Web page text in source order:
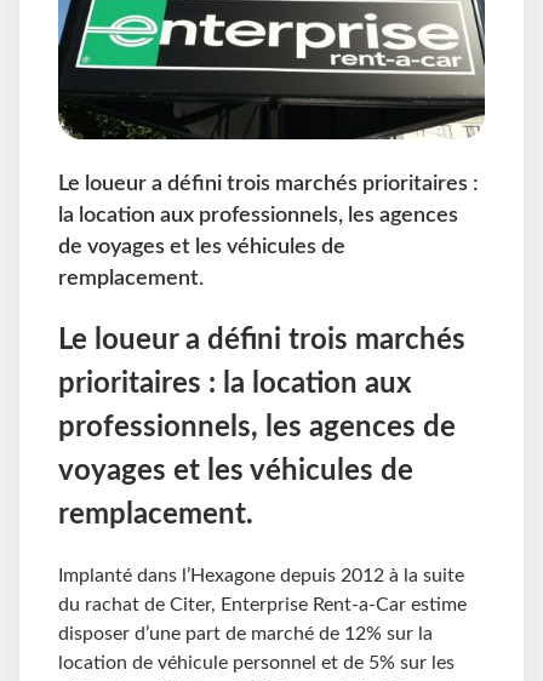
Le loueur a défini trois marchés prioritaires :
la location aux professionnels, les agences
de voyages et les véhicules de
remplacement.
Le loueur a défini trois marchés
prioritaires : la location aux
professionnels, les agences de
voyages et les véhicules de
remplacement.
Implanté dans l’Hexagone depuis 2012 à la suite
du rachat de Citer, Enterprise Rent-a-Car estime
disposer d’une part de marché de 12% sur la
location de véhicule personnel et de 5% sur les